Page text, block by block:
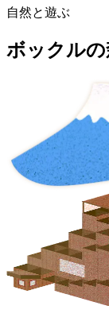
自然と遊ぶ
ボックル